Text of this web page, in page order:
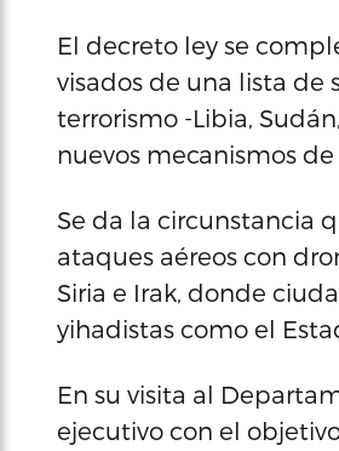
El decreto ley se
visados de una lista de
terrorismo -Libia,
nuevos mecanismos
Se da la circunstancia
ataques aéreos con
Siria e Irak, donde
yihadistas como el
En su visita al
ejecutivo con el